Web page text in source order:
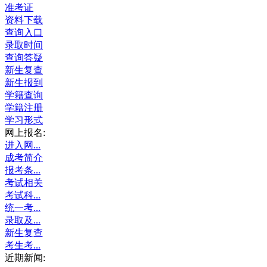
准考证
资料下载
查询入口
录取时间
查询答疑
新生复查
新生报到
学籍查询
学籍注册
学习形式
网上报名:
进入网...
成考简介
报考条...
考试相关
考试科...
统一考...
录取及...
新生复查
考生考...
近期新闻: